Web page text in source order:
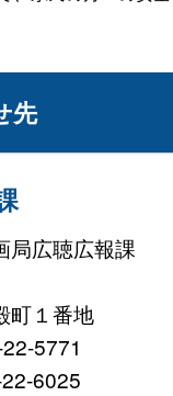
先
局広聴広報課
殿町１番地
5771
22-6025